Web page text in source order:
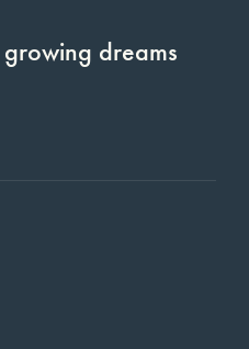
dreams